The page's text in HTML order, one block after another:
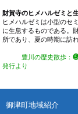
財賀寺のヒメハルゼミと
ヒメハルゼミは小型のセ
に生息するものである。
所であり、夏の時期に訪
豊川の歴史散歩 ：
発行より
御津町地域紹介